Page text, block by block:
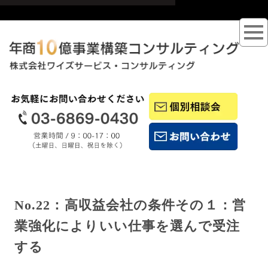
No.22：高収益会社の条件その１：営
業強化によりいい仕事を選んで受注
する